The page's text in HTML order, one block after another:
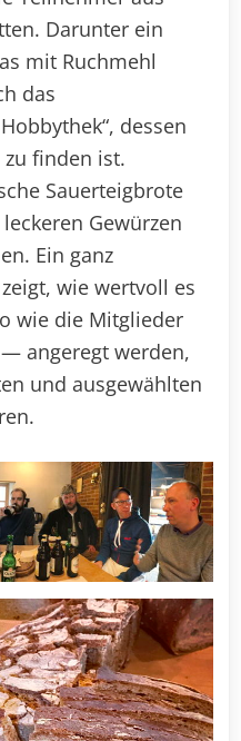
Darunter ein
mit Ruchmehl
das
dessen
zu finden ist.
Sauerteigbrote
Gewürzen
Ein ganz
wie wertvoll es
wie die Mitglieder
angeregt werden,
und ausgewählten